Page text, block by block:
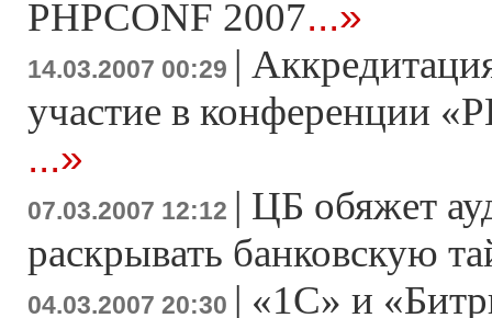
PHPCONF 2007...»
14.03.2007 00:29 |
участие в конференции
...»
07.03.2007 12:12 | ЦБ обяжет
раскрывать банковскую
04.03.2007 20:30 | «1С» и